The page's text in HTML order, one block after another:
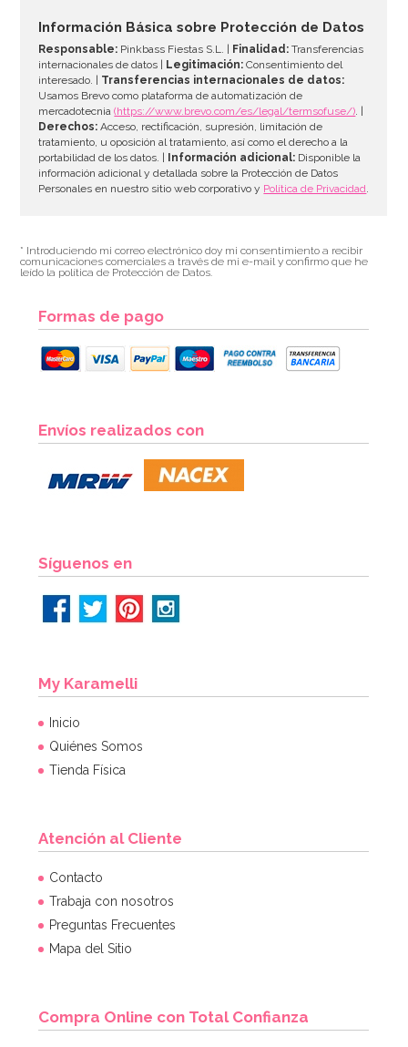
Información Básica sobre Protección de Datos
Responsable: Pinkbass Fiestas S.L. | Finalidad: Transferencias
internacionales de datos |
Legitimación: Consentimiento del
interesado. | Transferencias internacionales de datos:
Usamos Brevo como plataforma de automatización de
mercadotecnia(https://www.brevo.com/es/legal/termsofuse/). |
Derechos: Acceso, rectificación, supresión, limitación de
tratamiento, u oposición al tratamiento, así como el derecho a la
portabilidad de los datos. |
Información adicional: Disponible la
información adicional y detallada sobre la Protección de Datos
Personales en nuestro sitio web corporativo y Política de Privacidad.
* Introduciendo mi correo electrónico doy mi consentimiento a recibir
comunicaciones comerciales a través de mi e-mail y confirmo que he
leído la política de Protección de Datos.
Formas de pago
Envíos realizados con
Síguenos en
My Karamelli
Inicio
Quiénes Somos
Tienda Física
Atención al Cliente
Contacto
Trabaja con nosotros
Preguntas Frecuentes
Mapa del Sitio
Compra Online con Total Confianza